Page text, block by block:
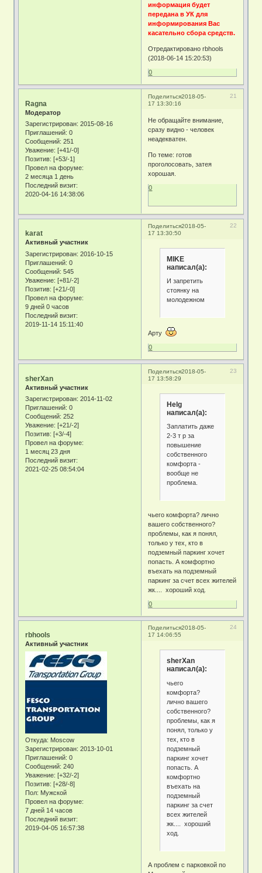
информация будет
передана в УК для
информирования Вас
касательно сбора средств.
Отредактировано rbhools
(2018-06-14 15:20:53)
0
Поделиться 21
2018-05-
17 13:30:16
Ragna
Модератор
Зарегистрирован: 2015-08-16
Приглашений: 0
Сообщений: 251
Уважение: [+41/-0]
Позитив: [+53/-1]
Провел на форуме:
2 месяца 1 день
Последний визит:
2020-04-16 14:38:06
Не обращайте внимание,
сразу видно - человек
неадекватен.
По теме: готов
проголосовать, затея
хорошая.
0
Поделиться 22
2018-05-
17 13:30:50
karat
Активный участник
Зарегистрирован: 2016-10-15
Приглашений: 0
Сообщений: 545
Уважение: [+81/-2]
Позитив: [+21/-0]
Провел на форуме:
9 дней 0 часов
Последний визит:
2019-11-14 15:11:40
MIKE
написал(а):
И запретить
стоянку на
молодежном
Арту
0
Поделиться 23
2018-05-
17 13:58:29
sherXan
Активный участник
Зарегистрирован: 2014-11-02
Приглашений: 0
Сообщений: 252
Уважение: [+21/-2]
Позитив: [+3/-4]
Провел на форуме:
1 месяц 23 дня
Последний визит:
2021-02-25 08:54:04
Helg
написал(а):
Заплатить даже
2-3 т р за
повышение
собственного
комфорта -
вообще не
проблема.
чьего комфорта? лично
вашего собственного?
проблемы, как я понял,
только у тех, кто в
подземный паркинг хочет
попасть. А комфортно
въехать на подземный
паркинг за счет всех жителей
жк.... хороший ход.
0
Поделиться 24
2018-05-
17 14:06:55
rbhools
Активный участник
Откуда: Moscow
Зарегистрирован: 2013-10-01
Приглашений: 0
Сообщений: 240
Уважение: [+32/-2]
Позитив: [+28/-8]
Пол: Мужской
Провел на форуме:
7 дней 14 часов
Последний визит:
2019-04-05 16:57:38
sherXan
написал(а):
чьего
комфорта?
лично вашего
собственного?
проблемы, как я
понял, только у
тех, кто в
подземный
паркинг хочет
попасть. А
комфортно
въехать на
подземный
паркинг за счет
всех жителей
жк.... хороший
ход.
А проблем с парковкой по